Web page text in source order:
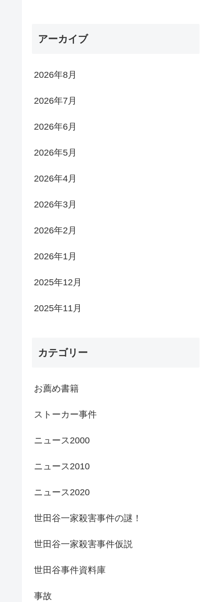
アーカイブ
2026年8月
2026年7月
2026年6月
2026年5月
2026年4月
2026年3月
2026年2月
2026年1月
2025年12月
2025年11月
カテゴリー
お薦め書籍
ストーカー事件
ニュース2000
ニュース2010
ニュース2020
世田谷一家殺害事件の謎！
世田谷一家殺害事件仮説
世田谷事件資料庫
事故